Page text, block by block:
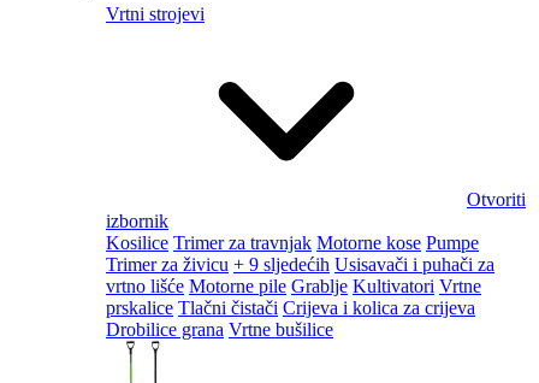
Vrtni strojevi
Otvoriti
izbornik
Kosilice Trimer za travnjak Motorne kose Pumpe
Trimer za živicu + 9 sljedećih Usisavači i puhači za
vrtno lišće Motorne pile Grablje Kultivatori Vrtne
prskalice Tlačni čistači Crijeva i kolica za crijeva
Drobilice grana Vrtne bušilice